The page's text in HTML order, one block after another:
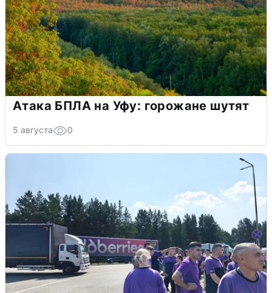
Атака БПЛА на Уфу: горожане шутят
5 августа 0